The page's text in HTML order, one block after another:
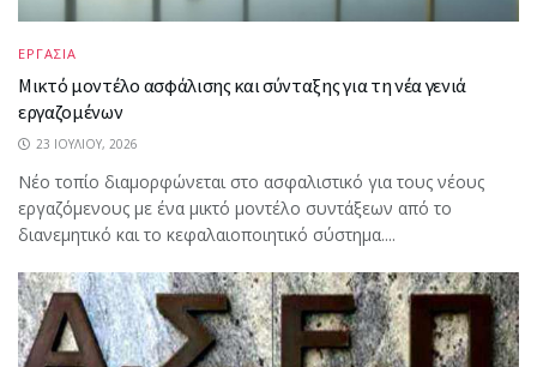
ΕΡΓΑΣΙΑ
Μικτό μοντέλο ασφάλισης και σύνταξης για τη νέα γενιά
εργαζομένων
23 ΙΟΥΛΊΟΥ, 2026
Νέο τοπίο διαμορφώνεται στο ασφαλιστικό για τους νέους
εργαζόμενους με ένα μικτό μοντέλο συντάξεων από το
διανεμητικό και το κεφαλαιοποιητικό σύστημα....